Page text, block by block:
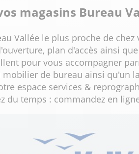
magasins Bureau
Vallée le plus proche de
plan d'accès ainsi
pour vous accompagner
de bureau ainsi qu'un
espace services &
du temps : commandez en